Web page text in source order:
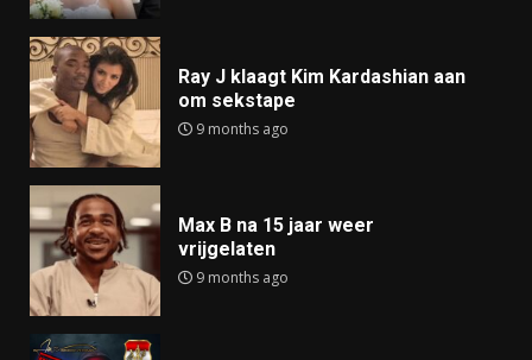
Ray J klaagt Kim Kardashian aan
om sekstape
9 months ago
Max B na 15 jaar weer
vrijgelaten
9 months ago